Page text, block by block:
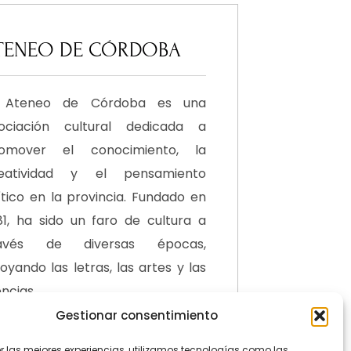
Gestionar consentimiento
DE CÓRDOBA
Ateneo de Córdoba es una
cultural dedicada a
el conocimiento, la
y el pensamiento
en la provincia. Fundado en
ha sido un faro de cultura a
de diversas épocas,
las letras, las artes y las